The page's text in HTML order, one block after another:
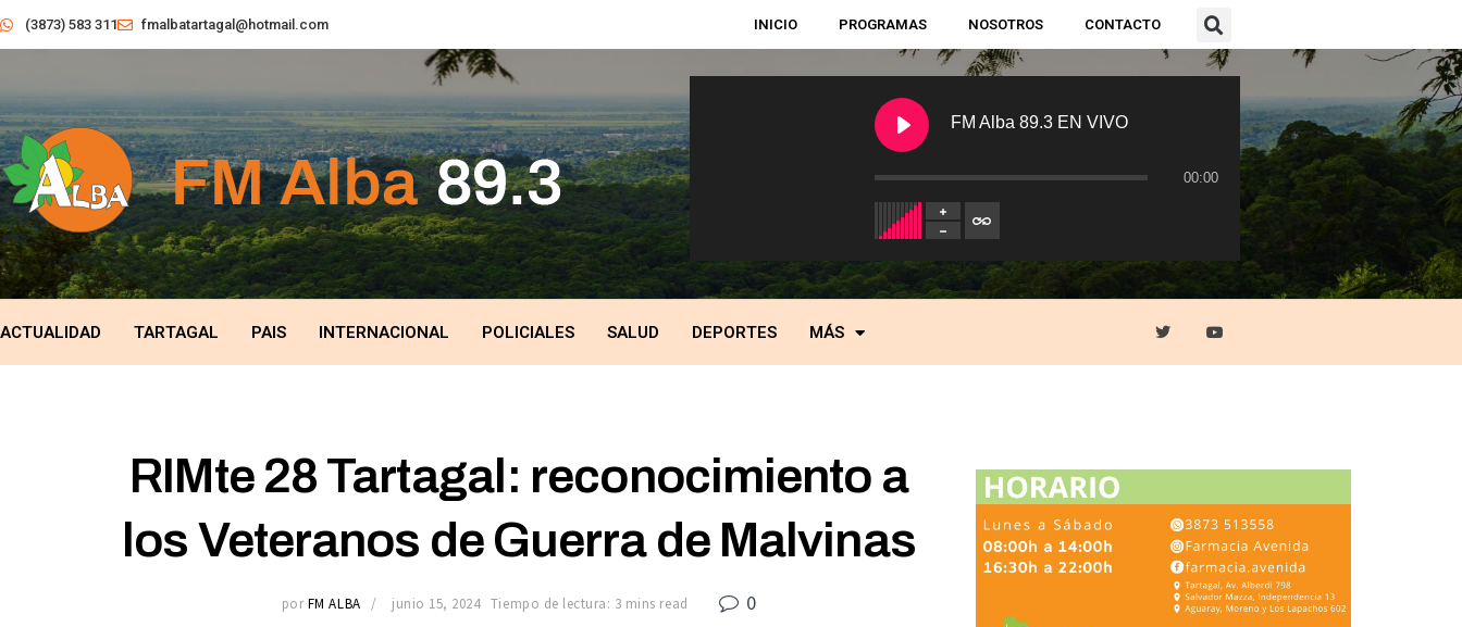
(3873) 583 311 fmalbatartagal@hotmail.com INICIO PROGRAMAS NOSOTROS CONTACTO
FM Alba 89.3 EN VIVO
00:00
ACTUALIDAD TARTAGAL PAIS INTERNACIONAL POLICIALES SALUD DEPORTES MÁS
RIMte 28 Tartagal: reconocimiento a
los Veteranos de Guerra de Malvinas
por FM ALBA junio 15, 2024 Tiempo de lectura: 3 mins read 0